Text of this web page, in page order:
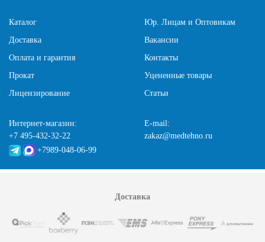
Каталог
Доставка
Оплата и гарантия
Прокат
Лицензирование
Юр. Лицам и Оптовикам
Вакансии
Контакты
Уцененные товары
Статьи
Интернет-магазин:
+7 495-432-32-22
+7989-048-06-99
E-mail:
zakaz@medtehno.ru
Доставка